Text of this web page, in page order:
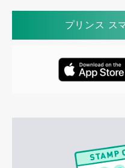
プリンス ス